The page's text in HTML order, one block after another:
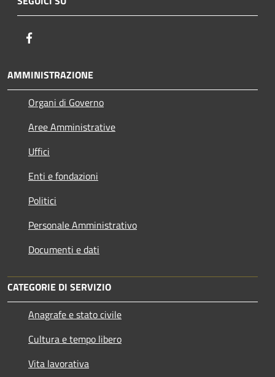
AMMINISTRAZIONE
Organi di Governo
Aree Amministrative
Uffici
Enti e fondazioni
Politici
Personale Amministrativo
Documenti e dati
CATEGORIE DI SERVIZIO
Anagrafe e stato civile
Cultura e tempo libero
Vita lavorativa